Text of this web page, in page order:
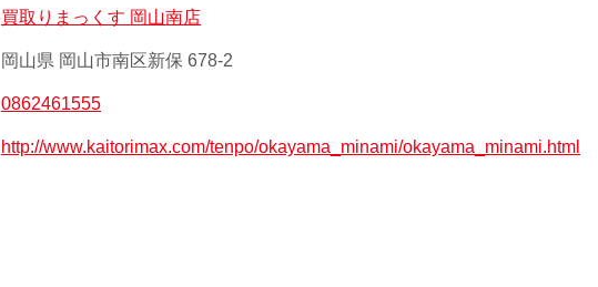
買取りまっくす 岡山南店
岡山県 岡山市南区新保 678-2
0862461555
http://www.kaitorimax.com/tenpo/okayama_minami/okayama_minami.html